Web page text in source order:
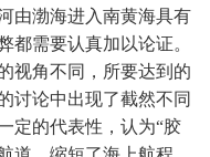
由渤海进入南黄海具有
都需要认真加以论证。
视角不同，所要达到的
讨论中出现了截然不同
定的代表性，认为“胶